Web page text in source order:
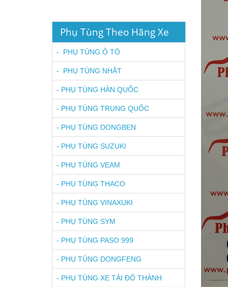
Phụ Tùng Theo Hãng Xe
- PHỤ TÙNG Ô TÔ
- PHỤ TÙNG NHẬT
- PHỤ TÙNG HÀN QUỐC
- PHỤ TÙNG TRUNG QUỐC
- PHỤ TÙNG DONGBEN
- PHỤ TÙNG SUZUKI
- PHỤ TÙNG VEAM
- PHỤ TÙNG THACO
- PHỤ TÙNG VINAXUKI
- PHỤ TÙNG SYM
- PHỤ TÙNG PASO 999
- PHỤ TÙNG DONGFENG
- PHỤ TÙNG XE TẢI ĐÔ THÀNH